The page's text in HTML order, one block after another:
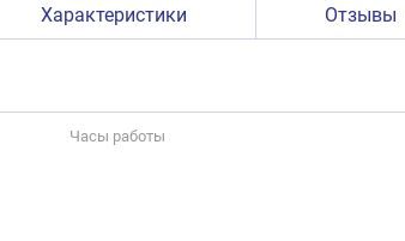
Характеристики Отзывы
Часы работы